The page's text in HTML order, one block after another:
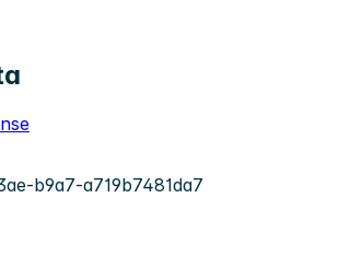
b9a7-a719b7481da7